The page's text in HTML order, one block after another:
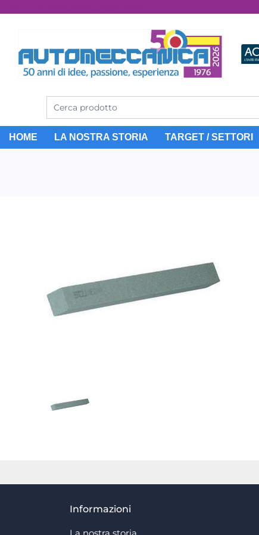
HOME LA NOSTRA STORIA TARGET / SETTORI
Informazioni